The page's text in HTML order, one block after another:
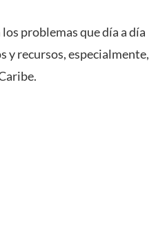
problemas que día a día
y recursos, especialmente,